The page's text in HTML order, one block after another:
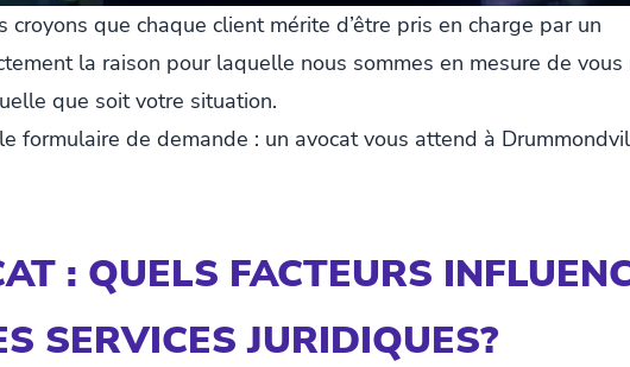
que chaque client mérite d’être pris en charge par un
la raison pour laquelle nous sommes en mesure de vous
que soit votre situation.
formulaire de demande : un avocat vous attend à
: QUELS FACTEURS
SERVICES JURIDIQUES?